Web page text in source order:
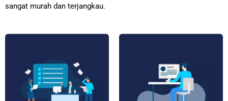
sangat murah dan terjangkau.